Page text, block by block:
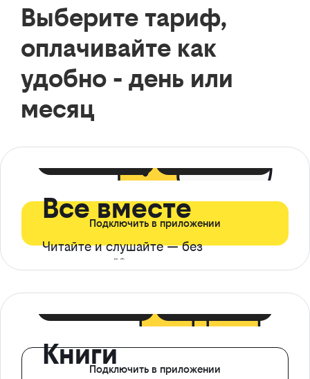
Выберите тариф,
оплачивайте как
удобно - день или
месяц
Все вместе
Читайте и слушайте — без
ограничений*
Подключить в приложении
КнигиПодключить в приложении